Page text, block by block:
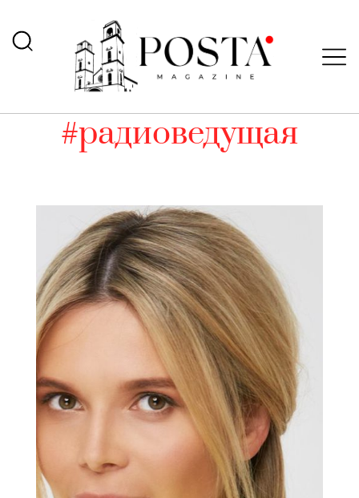
#радиоведущая